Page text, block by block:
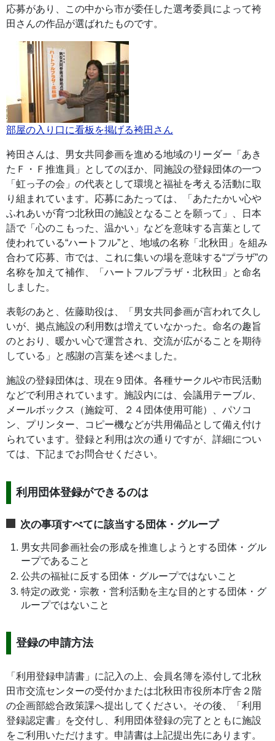
応募があり、この中から市が委任した選考委員によって袴
田さんの作品が選ばれたものです。
部屋の入り口に看板を掲げる袴田さん
袴田さんは、男女共同参画を進める地域のリーダー「あき
たＦ・Ｆ推進員」としてのほか、同施設の登録団体の一つ
「虹っ子の会」の代表として環境と福祉を考える活動に取
り組まれています。応募にあたっては、「あたたかい心や
ふれあいが育つ北秋田の施設となることを願って」、日本
語で「心のこもった、温かい」などを意味する言葉として
使われている“ハートフル”と、地域の名称「北秋田」を組み
合わて応募、市では、これに集いの場を意味する“プラザ”の
名称を加えて補作、「ハートフルプラザ・北秋田」と命名
しました。
表彰のあと、佐藤助役は、「男女共同参画が言われて久し
いが、拠点施設の利用数は増えていなかった。命名の趣旨
のとおり、暖かい心で運営され、交流が広がることを期待
している」と感謝の言葉を述べました。
施設の登録団体は、現在９団体。各種サークルや市民活動
などで利用されています。施設内には、会議用テーブル、
メールボックス（施錠可、２４団体使用可能）、パソコ
ン、プリンター、コピー機などが共用備品として備え付け
られています。登録と利用は次の通りですが、詳細につい
ては、下記までお問合せください。
利用団体登録ができるのは
次の事項すべてに該当する団体・グループ
男女共同参画社会の形成を推進しようとする団体・グル
ープであること
公共の福祉に反する団体・グループではないこと
特定の政党・宗教・営利活動を主な目的とする団体・グ
ループではないこと
登録の申請方法
「利用登録申請書」に記入の上、会員名簿を添付して北秋
田市交流センターの受付かまたは北秋田市役所本庁舎２階
の企画部総合政策課へ提出してください。その後、「利用
登録認定書」を交付し、利用団体登録の完了とともに施設
をご利用いただけます。申請書は上記提出先にあります。